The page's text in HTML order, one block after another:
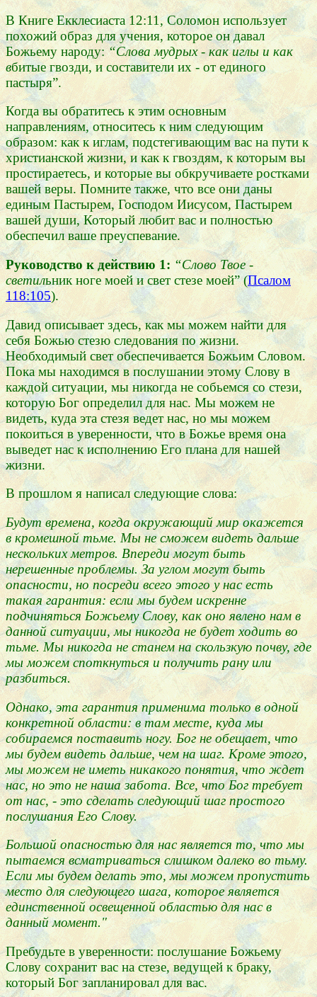
В Книге Екклесиаста 12:11, Соломон использует
похожий образ для учения, которое он давал
Божьему народу:“Слова мудрых - как иглы и как
вбитые гвозди, и составители их - от единого
пастыря”.
Когда вы обратитесь к этим основным
направлениям, относитесь к ним следующим
образом: как к иглам, подстегивающим вас на пути к
христианской жизни, и как к гвоздям, к которым вы
простираетесь, и которые вы обкручиваете ростками
вашей веры. Помните также, что все они даны
единым Пастырем, Господом Иисусом, Пастырем
вашей души, Который любит вас и полностью
обеспечил ваше преуспевание.
Руководство к действию 1: “Слово Твое -
светильник ноге моей и свет стезе моей” (Псалом
118:105).
Давид описывает здесь, как мы можем найти для
себя Божью стезю следования по жизни.
Необходимый свет обеспечивается Божьим Словом.
Пока мы находимся в послушании этому Слову в
каждой ситуации, мы никогда не собьемся со стези,
которую Бог определил для нас. Мы можем не
видеть, куда эта стезя ведет нас, но мы можем
покоиться в уверенности, что в Божье время она
выведет нас к исполнению Его плана для нашей
жизни.
В прошлом я написал следующие слова:
Будут времена, когда окружающий мир окажется
в кромешной тьме. Мы не сможем видеть дальше
нескольких метров. Впереди могут быть
нерешенные проблемы. За углом могут быть
опасности, но посреди всего этого у нас есть
такая гарантия: если мы будем искренне
подчиняться Божьему Слову, как оно явлено нам в
данной ситуации, мы никогда не будет ходить во
тьме. Мы никогда не станем на скользкую почву, где
мы можем споткнуться и получить рану или
разбиться.
Однако, эта гарантия применима только в одной
конкретной области: в там месте, куда мы
собираемся поставить ногу. Бог не обещает, что
мы будем видеть дальше, чем на шаг. Кроме этого,
мы можем не иметь никакого понятия, что ждет
нас, но это не наша забота. Все, что Бог требует
от нас, - это сделать следующий шаг простого
послушания Его Слову.
Большой опасностью для нас является то, что мы
пытаемся всматриваться слишком далеко во тьму.
Если мы будем делать это, мы можем пропустить
место для следующего шага, которое является
единственной освещенной областью для нас в
данный момент."
Пребудьте в уверенности: послушание Божьему
Слову сохранит вас на стезе, ведущей к браку,
который Бог запланировал для вас.